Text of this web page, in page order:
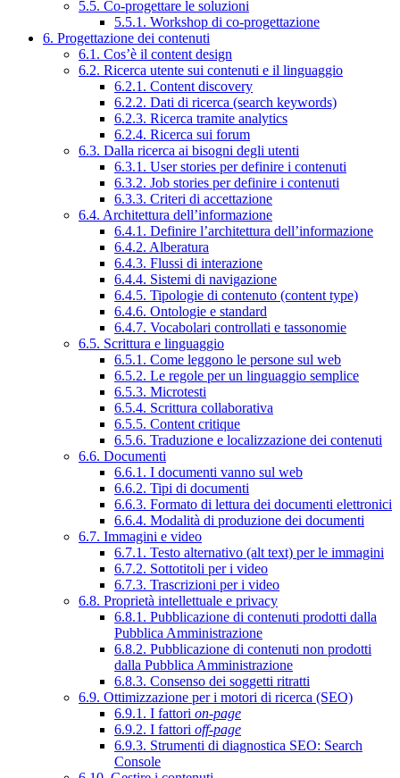
5.5. Co-progettare le soluzioni
5.5.1. Workshop di co-progettazione
6. Progettazione dei contenuti
6.1. Cos’è il content design
6.2. Ricerca utente sui contenuti e il linguaggio
6.2.1. Content discovery
6.2.2. Dati di ricerca (search keywords)
6.2.3. Ricerca tramite analytics
6.2.4. Ricerca sui forum
6.3. Dalla ricerca ai bisogni degli utenti
6.3.1. User stories per definire i contenuti
6.3.2. Job stories per definire i contenuti
6.3.3. Criteri di accettazione
6.4. Architettura dell’informazione
6.4.1. Definire l’architettura dell’informazione
6.4.2. Alberatura
6.4.3. Flussi di interazione
6.4.4. Sistemi di navigazione
6.4.5. Tipologie di contenuto (content type)
6.4.6. Ontologie e standard
6.4.7. Vocabolari controllati e tassonomie
6.5. Scrittura e linguaggio
6.5.1. Come leggono le persone sul web
6.5.2. Le regole per un linguaggio semplice
6.5.3. Microtesti
6.5.4. Scrittura collaborativa
6.5.5. Content critique
6.5.6. Traduzione e localizzazione dei contenuti
6.6. Documenti
6.6.1. I documenti vanno sul web
6.6.2. Tipi di documenti
6.6.3. Formato di lettura dei documenti elettronici
6.6.4. Modalità di produzione dei documenti
6.7. Immagini e video
6.7.1. Testo alternativo (alt text) per le immagini
6.7.2. Sottotitoli per i video
6.7.3. Trascrizioni per i video
6.8. Proprietà intellettuale e privacy
6.8.1. Pubblicazione di contenuti prodotti dalla
Pubblica Amministrazione
6.8.2. Pubblicazione di contenuti non prodotti
dalla Pubblica Amministrazione
6.8.3. Consenso dei soggetti ritratti
6.9. Ottimizzazione per i motori di ricerca (SEO)
6.9.1. I fattori on-page
6.9.2. I fattori off-page
6.9.3. Strumenti di diagnostica SEO: Search
Console